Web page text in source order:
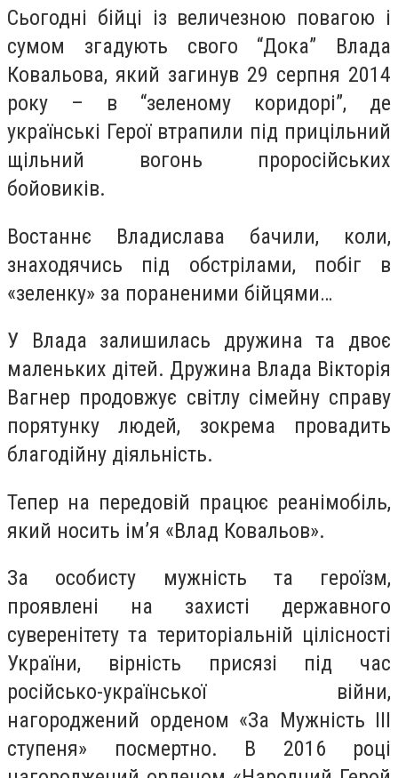
Сьогодні бійці із величезною повагою і
сумом згадують свого “Дока” Влада
Ковальова, який загинув 29 серпня 2014
року – в “зеленому коридорі”, де
українські Герої втрапили під прицільний
щільний вогонь проросійських
бойовиків.
Востаннє Владислава бачили, коли,
знаходячись під обстрілами, побіг в
«зеленку» за пораненими бійцями…
У Влада залишилась дружина та двоє
маленьких дітей. Дружина Влада Вікторія
Вагнер продовжує світлу сімейну справу
порятунку людей, зокрема провадить
благодійну діяльність.
Тепер на передовій працює реанімобіль,
який носить ім’я «Влад Ковальов».
За особисту мужність та героїзм,
проявлені на захисті державного
суверенітету та територіальній цілісності
України, вірність присязі під час
російсько-української війни,
нагороджений орденом «За Мужність III
ступеня» посмертно. В 2016 році